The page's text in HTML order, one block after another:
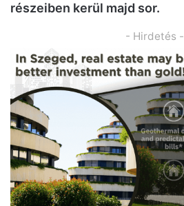
részeiben kerül majd sor.
- Hirdetés -